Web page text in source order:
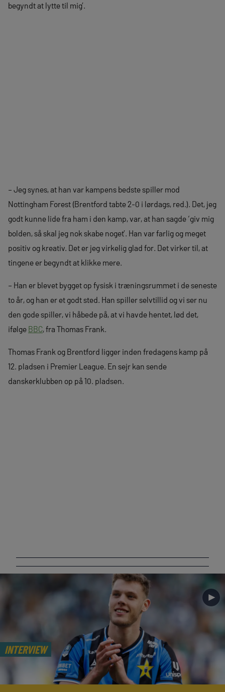
begyndt at lytte til mig’.
– Jeg synes, at han var kampens bedste spiller mod
Nottingham Forest (Brentford tabte 2-0 i lørdags, red.). Det, jeg
godt kunne lide fra ham i den kamp, var, at han sagde ‘giv mig
bolden, så skal jeg nok skabe noget’. Han var farlig og meget
positiv og kreativ. Det er jeg virkelig glad for. Det virker til, at
tingene er begyndt at klikke mere.
– Han er blevet bygget op fysisk i træningsrummet i de seneste
to år, og han er et godt sted. Han spiller selvtillid og vi ser nu
den gode spiller, vi håbede på, at vi havde hentet, lød det,
ifølge BBC, fra Thomas Frank.
Thomas Frank og Brentford ligger inden fredagens kamp på
12. pladsen i Premier League. En sejr kan sende
danskerklubben op på 10. pladsen.
INTERVIEW
►